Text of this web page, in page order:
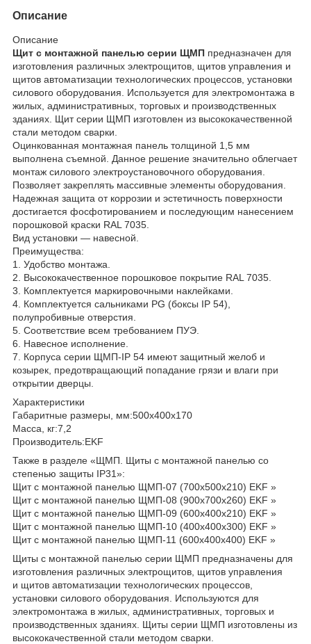
Описание
Описание
Щит с монтажной панелью серии ЩМП предназначен для
изготовления различных электрощитов, щитов управления и
щитов автоматизации технологических процессов, установки
силового оборудования. Используется для электромонтажа в
жилых, административных, торговых и производственных
зданиях. Щит серии ЩМП изготовлен из высококачественной
стали методом сварки.
Оцинкованная монтажная панель толщиной 1,5 мм
выполнена съемной. Данное решение значительно облегчает
монтаж силового электроустановочного оборудования.
Позволяет закреплять массивные элементы оборудования.
Надежная защита от коррозии и эстетичность поверхности
достигается фосфотированием и последующим нанесением
порошковой краски RAL 7035.
Вид установки — навесной.
Преимущества:
1. Удобство монтажа.
2. Высококачественное порошковое покрытие RAL 7035.
3. Комплектуется маркировочными наклейками.
4. Комплектуется сальниками PG (боксы IP 54),
полупробивные отверстия.
5. Соответствие всем требованием ПУЭ.
6. Навесное исполнение.
7. Корпуса серии ЩМП-IP 54 имеют защитный желоб и
козырек, предотвращающий попадание грязи и влаги при
открытии дверцы.
Характеристики
Габаритные размеры, мм:500х400х170
Масса, кг:7,2
Производитель:EKF
Также в разделе «ЩМП. Щиты с монтажной панелью со
степенью защиты IP31»:
Щит с монтажной панелью ЩМП-07 (700х500х210) EKF »
Щит с монтажной панелью ЩМП-08 (900х700х260) EKF »
Щит с монтажной панелью ЩМП-09 (600х400х210) EKF »
Щит с монтажной панелью ЩМП-10 (400х400х300) EKF »
Щит с монтажной панелью ЩМП-11 (600х400х400) EKF »
Щиты с монтажной панелью серии ЩМП предназначены для
изготовления различных электрощитов, щитов управления
и щитов автоматизации технологических процессов,
установки силового оборудования. Используются для
электромонтажа в жилых, административных, торговых и
производственных зданиях. Щиты серии ЩМП изготовлены из
высококачественной стали методом сварки.